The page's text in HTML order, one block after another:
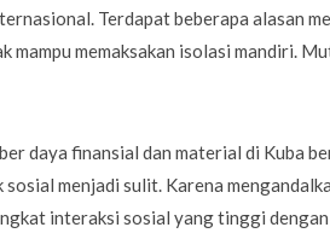
Terdapat beberapa alasan
mampu memaksakan isolasi mandiri.
daya finansial dan material di Kuba
sosial menjadi sulit. Karena
interaksi sosial yang tinggi